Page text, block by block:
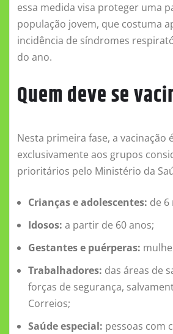
essa medida visa proteger uma
população jovem, que costuma
incidência de síndromes
do ano.
Quem deve se
Nesta primeira fase, a vacinação
exclusivamente aos grupos
prioritários pelo Ministério da
Crianças e adolescentes: de 6
Idosos: a partir de 60 anos;
Gestantes e puérperas:
Trabalhadores: das áreas de
forças de segurança,
Correios;
Saúde especial: pessoas com